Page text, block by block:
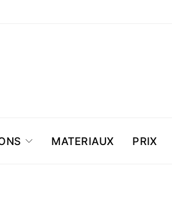
MATERIAUX PRIX